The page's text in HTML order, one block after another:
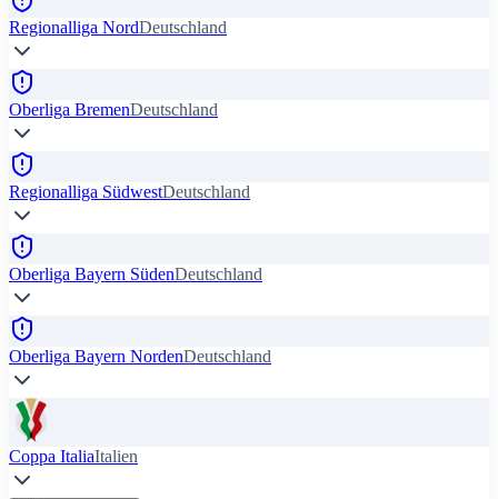
Regionalliga NordDeutschland
Oberliga BremenDeutschland
Regionalliga SüdwestDeutschland
Oberliga Bayern SüdenDeutschland
Oberliga Bayern NordenDeutschland
Coppa ItaliaItalien